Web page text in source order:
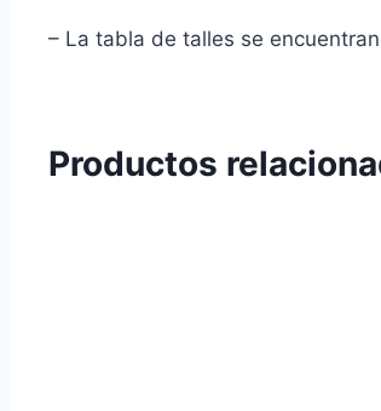
– La tabla de talles se
Productos